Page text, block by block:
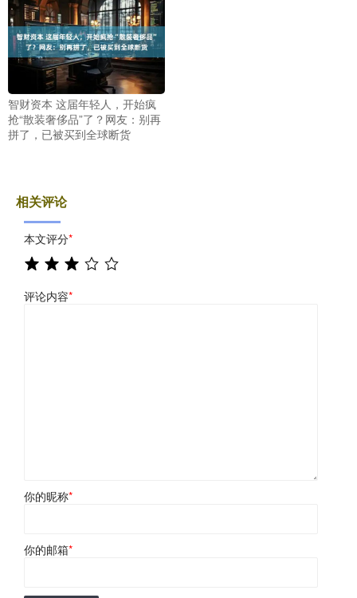
智财资本 这届年轻人，开始疯
抢“散装奢侈品”了？网友：别再
拼了，已被买到全球断货
相关评论
本文评分*
评论内容*
你的昵称*
你的邮箱*